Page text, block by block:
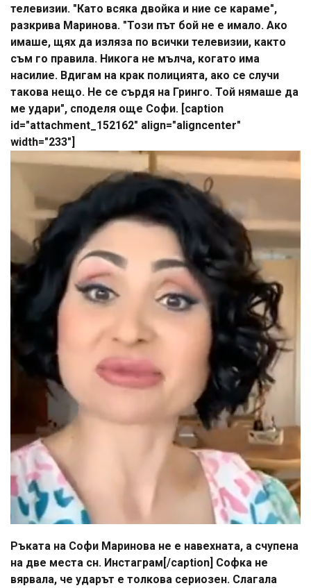
телевизии. "Като всяка двойка и ние се караме",
разкрива Маринова. "Този път бой не е имало. Ако
имаше, щях да изляза по всички телевизии, както
съм го правила. Никога не мълча, когато има
насилие. Вдигам на крак полицията, ако се случи
такова нещо. Не се сърдя на Гринго. Той нямаше да
ме удари", споделя още Софи. [caption
id="attachment_152162" align="aligncenter"
width="233"]
Ръката на Софи Маринова не е навехната, а счупена
на две места сн. Инстаграм[/caption] Софка не
вярвала, че ударът е толкова сериозен. Слагала